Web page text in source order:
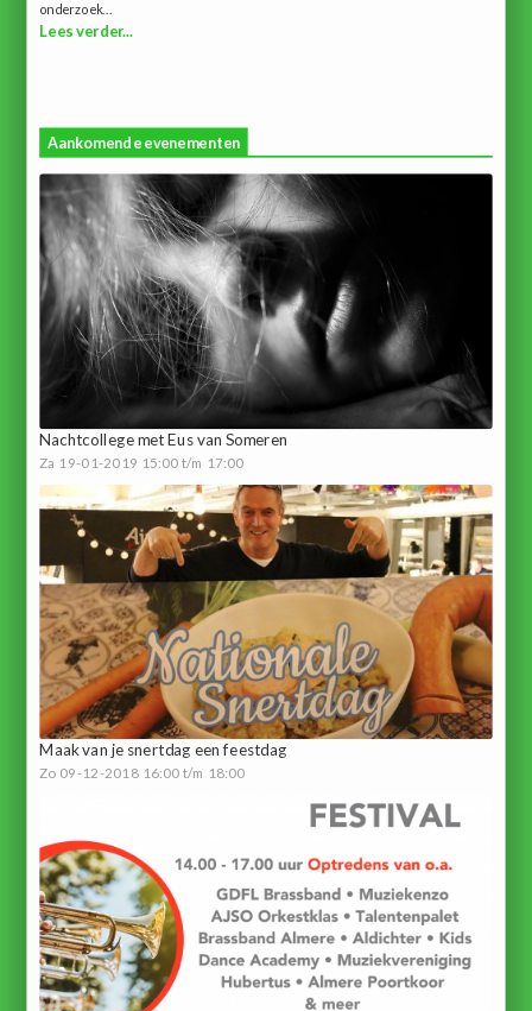
onderzoek...
Lees verder...
Aankomende evenementen
Nachtcollege met Eus van Someren
Za 19-01-2019 15:00 t/m 17:00
Maak van je snertdag een feestdag
Zo 09-12-2018 16:00 t/m 18:00